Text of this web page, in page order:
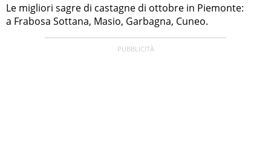
Le migliori sagre di castagne di ottobre in Piemonte:
a Frabosa Sottana, Masio, Garbagna, Cuneo.